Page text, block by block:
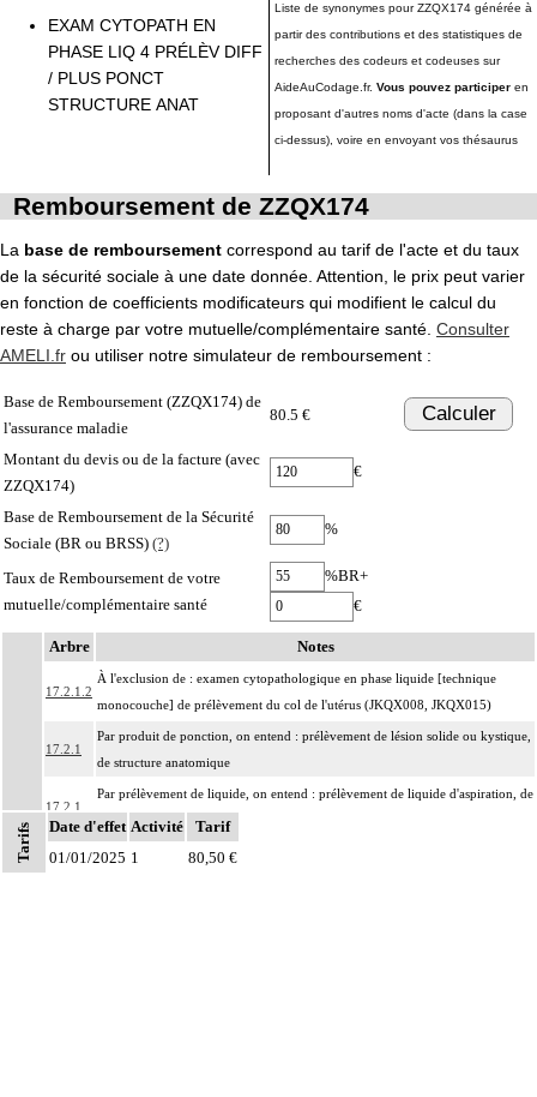
EXAM CYTOPATH EN
PHASE LIQ 4 PRÉLÈV DIFF
/ PLUS PONCT
STRUCTURE ANAT
Liste de synonymes pour ZZQX174 générée à
partir des contributions et des statistiques de
recherches des codeurs et codeuses sur
AideAuCodage.fr. Vous pouvez participer en
proposant d'autres noms d'acte (dans la case
ci-dessus), voire en envoyant vos thésaurus
Remboursement de ZZQX174
La base de remboursement correspond au tarif de l'acte et du taux
de la sécurité sociale à une date donnée. Attention, le prix peut varier
en fonction de coefficients modificateurs qui modifient le calcul du
reste à charge par votre mutuelle/complémentaire santé. Consulter
AMELI.fr ou utiliser notre simulateur de remboursement :
Base de Remboursement (ZZQX174) de
l'assurance maladie
80.5 € Calculer
Montant du devis ou de la facture (avec
ZZQX174)
€
Base de Remboursement de la Sécurité
Sociale (BR ou BRSS) (?)
%
Taux de Remboursement de votre
mutuelle/complémentaire santé
%BR+
€
Arbre Notes
17.2.1.2
À l'exclusion de : examen cytopathologique en phase liquide [technique
monocouche] de prélèvement du col de l'utérus (JKQX008, JKQX015)
17.2.1
Par produit de ponction, on entend : prélèvement de lésion solide ou kystique,
de structure anatomique
17.2.1
Par prélèvement de liquide, on entend : prélèvement de liquide d'aspiration, de
ponction, d'émission ou de lavage, de structure anatomique
Par structure anatomique, on entend : élément du corps humain, unitissulaire
Tarifs Date d'effet Activité
Tarif
01/01/2025 1 80,50 €